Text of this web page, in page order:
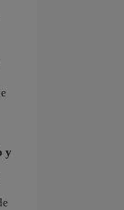
y